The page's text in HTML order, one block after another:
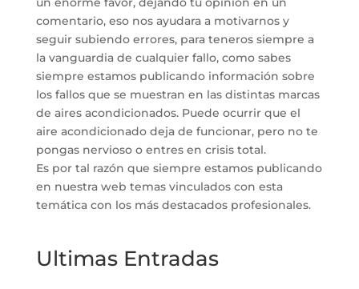
comentario, eso nos ayudara a motivarnos y
seguir subiendo errores, para teneros siempre a
la vanguardia de cualquier fallo, como sabes
siempre estamos publicando información sobre
los fallos que se muestran en las distintas marcas
de aires acondicionados. Puede ocurrir que el
aire acondicionado deja de funcionar, pero no te
pongas nervioso o entres en crisis total.
Es por tal razón que siempre estamos publicando
en nuestra web temas vinculados con esta
temática con los más destacados profesionales.
Ultimas Entradas